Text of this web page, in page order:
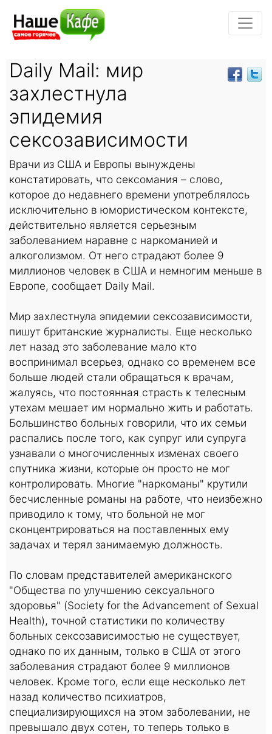
Daily Mail: мир
захлестнула
эпидемия
сексозависимости
Врачи из США и Европы вынуждены
констатировать, что сексомания – слово,
которое до недавнего времени употреблялось
исключительно в юмористическом контексте,
действительно является серьезным
заболеванием наравне с наркоманией и
алкоголизмом. От него страдают более 9
миллионов человек в США и немногим меньше в
Европе, сообщает Daily Mail.
Мир захлестнула эпидемии сексозависимости,
пишут британские журналисты. Еще несколько
лет назад это заболевание мало кто
воспринимал всерьез, однако со временем все
больше людей стали обращаться к врачам,
жалуясь, что постоянная страсть к телесным
утехам мешает им нормально жить и работать.
Большинство больных говорили, что их семьи
распались после того, как супруг или супруга
узнавали о многочисленных изменах своего
спутника жизни, которые он просто не мог
контролировать. Многие "наркоманы" крутили
бесчисленные романы на работе, что неизбежно
приводило к тому, что больной не мог
сконцентрироваться на поставленных ему
задачах и терял занимаемую должность.
По словам представителей американского
"Общества по улучшению сексуального
здоровья" (Society for the Advancement of Sexual
Health), точной статистики по количеству
больных сексозависимостью не существует,
однако по их данным, только в США от этого
заболевания страдают более 9 миллионов
человек. Кроме того, если еще несколько лет
назад количество психиатров,
специализирующихся на этом заболевании, не
превышало двух сотен, то теперь только в